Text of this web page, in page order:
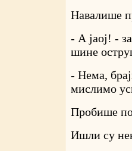
Навалише
- А јаој! -
шине
- Нема,
мислимо
Пробише
Ишли су